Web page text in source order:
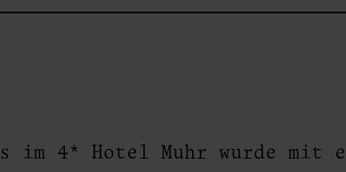
im 4* Hotel Muhr wurde mit